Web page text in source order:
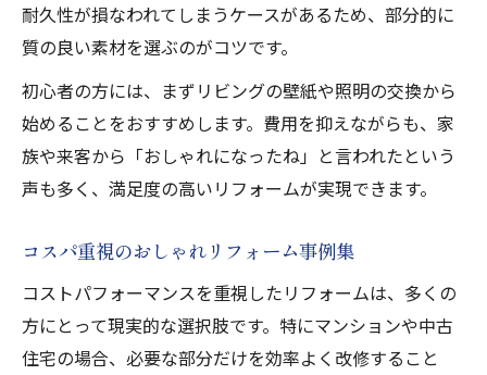
耐久性が損なわれてしまうケースがあるため、部分的に
質の良い素材を選ぶのがコツです。
初心者の方には、まずリビングの壁紙や照明の交換から
始めることをおすすめします。費用を抑えながらも、家
族や来客から「おしゃれになったね」と言われたという
声も多く、満足度の高いリフォームが実現できます。
コスパ重視のおしゃれリフォーム事例集
コストパフォーマンスを重視したリフォームは、多くの
方にとって現実的な選択肢です。特にマンションや中古
住宅の場合、必要な部分だけを効率よく改修すること